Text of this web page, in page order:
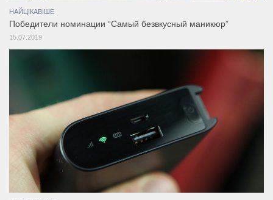
НАЙЦІКАВІШЕ
Победители номинации “Самый безвкусный маникюр”
15.07.2019